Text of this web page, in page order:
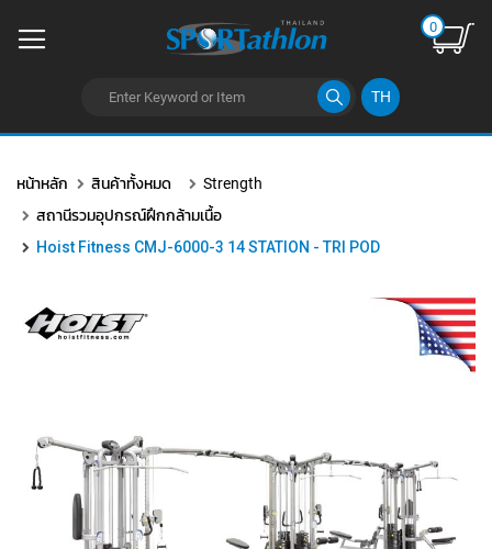
TH
0
ยัง
เนื้อหา
หน้าหลัก สินค้าทั้งหมด
Strength
สถานีรวมอุปกรณ์ฝึกกล้ามเนื้อ
Hoist Fitness CMJ-6000-3 14 STATION - TRI POD